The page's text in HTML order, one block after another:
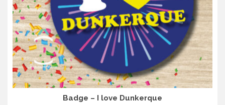
Badge – I love Dunkerque